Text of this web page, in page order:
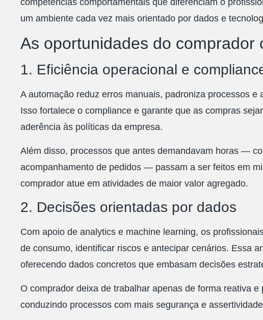
competências comportamentais que diferenciam o
um ambiente cada vez mais orientado por dados e
As oportunidades do comprador
1. Eficiência operacional e
A automação reduz erros manuais, padroniza processos
Isso fortalece o compliance e garante que as compras
aderência às políticas da empresa.
Além disso, processos que antes demandavam horas —
acompanhamento de pedidos — passam a ser feitos em
comprador atue em atividades de maior valor agregado.
2. Decisões orientadas por dados
Com apoio de analytics e machine learning, os
de consumo, identificar riscos e antecipar cenários. Essa
oferecendo dados concretos que embasam decisões
O comprador deixa de trabalhar apenas de forma reativa
conduzindo processos com mais segurança e